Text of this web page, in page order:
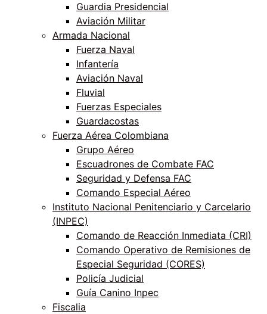
Guardia Presidencial
Aviación Militar
Armada Nacional
Fuerza Naval
Infantería
Aviación Naval
Fluvial
Fuerzas Especiales
Guardacostas
Fuerza Aérea Colombiana
Grupo Aéreo
Escuadrones de Combate FAC
Seguridad y Defensa FAC
Comando Especial Aéreo
Instituto Nacional Penitenciario y Carcelario
(INPEC)
Comando de Reacción Inmediata (CRI)
Comando Operativo de Remisiones de
Especial Seguridad (CORES)
Policía Judicial
Guía Canino Inpec
Fiscalia